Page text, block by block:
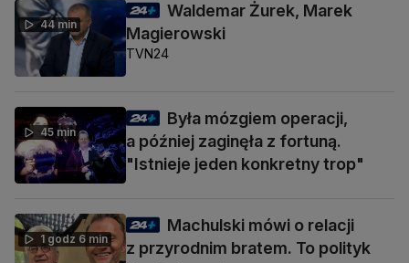
44 min
Waldemar Żurek, Marek
Magierowski
TVN24
45 min
Była mózgiem operacji,
a później zaginęła z fortuną.
"Istnieje jeden konkretny trop"
1 godz 6 min
Machulski mówi o relacji
z przyrodnim bratem. To polityk